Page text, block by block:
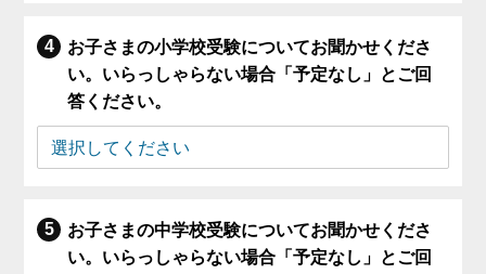
お子さまの小学校受験についてお聞かせくださ
い。いらっしゃらない場合「予定なし」とご回
答ください。
お子さまの中学校受験についてお聞かせくださ
い。いらっしゃらない場合「予定なし」とご回